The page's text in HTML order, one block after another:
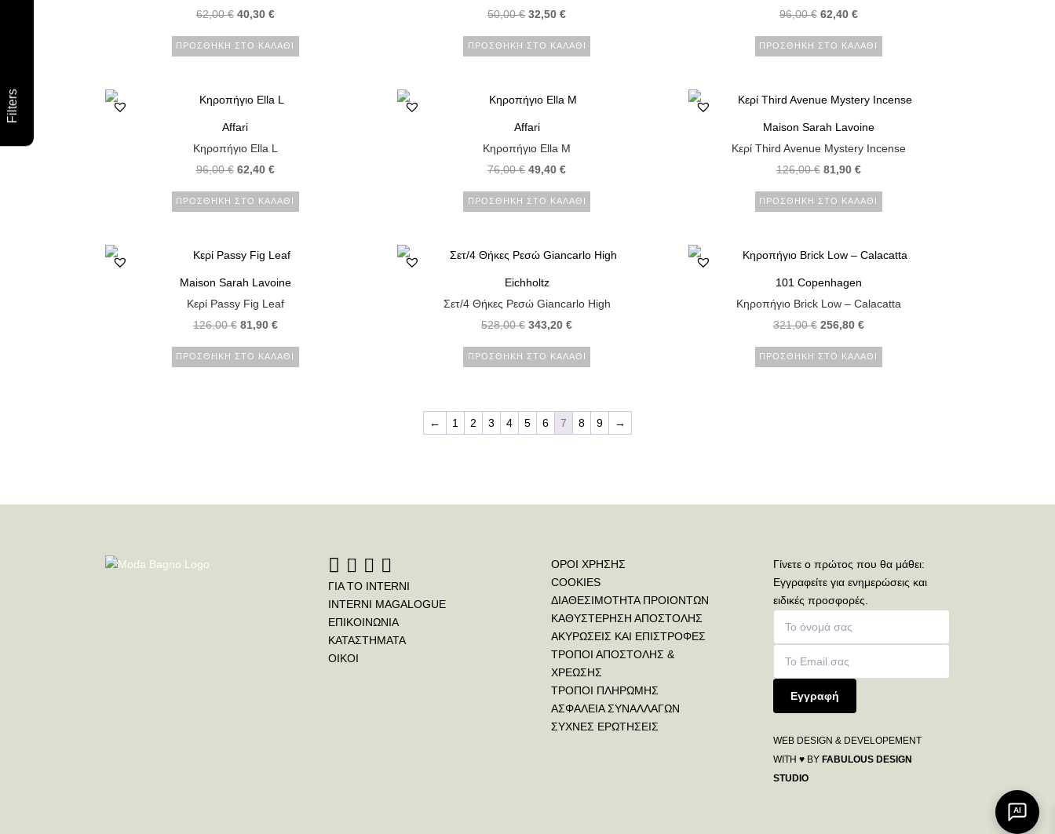
Filters
62,00€ 40,30 €
ΠΡΟΣΘΉΚΗ ΣΤΟ ΚΑΛΆΘΙ
50,00€ 32,50€
ΠΡΟΣΘΉΚΗ ΣΤΟ ΚΑΛΆΘΙ
96,00€ 62,40 €
ΠΡΟΣΘΉΚΗ ΣΤΟ ΚΑΛΆΘΙ
Affari
Κηροπήγιο Ella L
96,00€ 62,40 €
ΠΡΟΣΘΉΚΗ ΣΤΟ ΚΑΛΆΘΙ
Affari
Κηροπήγιο Ella M
76,00€ 49,40€
ΠΡΟΣΘΉΚΗ ΣΤΟ ΚΑΛΆΘΙ
Maison Sarah Lavoine
Κερί Third Avenue Mystery Incense
126,00€ 81,90 €
ΠΡΟΣΘΉΚΗ ΣΤΟ ΚΑΛΆΘΙ
Maison Sarah Lavoine
Κερί Passy Fig Leaf
126,00€ 81,90 €
ΠΡΟΣΘΉΚΗ ΣΤΟ ΚΑΛΆΘΙ
Eichholtz
Σετ/4 Θήκες Ρεσώ Giancarlo High
528,00€ 343,20€
ΠΡΟΣΘΉΚΗ ΣΤΟ ΚΑΛΆΘΙ
101 Copenhagen
Κηροπήγιο Brick Low – Calacatta
321,00€ 256,80 €
ΠΡΟΣΘΉΚΗ ΣΤΟ ΚΑΛΆΘΙ
← 1 2 3 4 5 6 7 8 9 →
ΓΙΑ ΤΟ INTERNI
INTERNI MAGALOGUE
ΕΠΙΚΟΙΝΩΝΙΑ
ΚΑΤΑΣΤΗΜΑΤΑ
ΟΙΚΟΙ
ΟΡΟΙ ΧΡΗΣΗΣ
COOKIES
ΔΙΑΘΕΣΙΜΟΤΗΤΑ ΠΡΟΙΟΝΤΩΝ
ΚΑΘΥΣΤΕΡΗΣΗ ΑΠΟΣΤΟΛΗΣ
ΑΚΥΡΩΣΕΙΣ ΚΑΙ ΕΠΙΣΤΡΟΦΕΣ
ΤΡΟΠΟΙ ΑΠΟΣΤΟΛΗΣ &
ΧΡΕΩΣΗΣ
ΤΡΟΠΟΙ ΠΛΗΡΩΜΗΣ
ΑΣΦΑΛΕΙΑ ΣΥΝΑΛΛΑΓΩΝ
ΣΥΧΝΕΣ ΕΡΩΤΗΣΕΙΣ
Γίνετε ο πρώτος που θα μάθει:
Εγγραφείτε για ενημερώσεις και
ειδικές προσφορές.
Εγγραφή
WEB DESIGN & DEVELOPEMENT
WITH ♥ BYFABULOUS DESIGN
STUDIO
AI